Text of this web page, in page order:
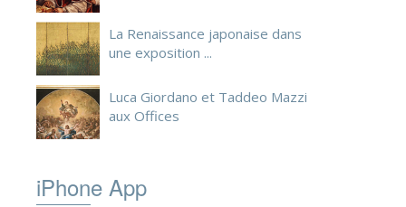
La Renaissance japonaise dans
une exposition ...
Luca Giordano et Taddeo Mazzi
aux Offices
iPhone App